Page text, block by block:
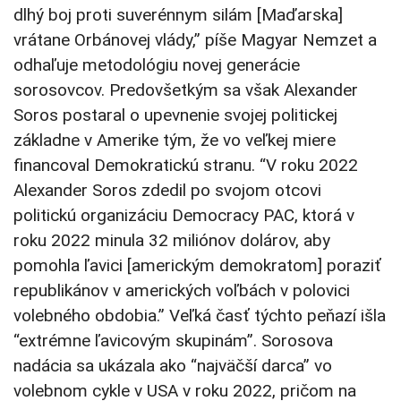
dlhý boj proti suverénnym silám [Maďarska]
vrátane Orbánovej vlády,” píše Magyar Nemzet a
odhaľuje metodológiu novej generácie
sorosovcov. Predovšetkým sa však Alexander
Soros postaral o upevnenie svojej politickej
základne v Amerike tým, že vo veľkej miere
financoval Demokratickú stranu. “V roku 2022
Alexander Soros zdedil po svojom otcovi
politickú organizáciu Democracy PAC, ktorá v
roku 2022 minula 32 miliónov dolárov, aby
pomohla ľavici [americkým demokratom] poraziť
republikánov v amerických voľbách v polovici
volebného obdobia.” Veľká časť týchto peňazí išla
“extrémne ľavicovým skupinám”. Sorosova
nadácia sa ukázala ako “najväčší darca” vo
volebnom cykle v USA v roku 2022, pričom na